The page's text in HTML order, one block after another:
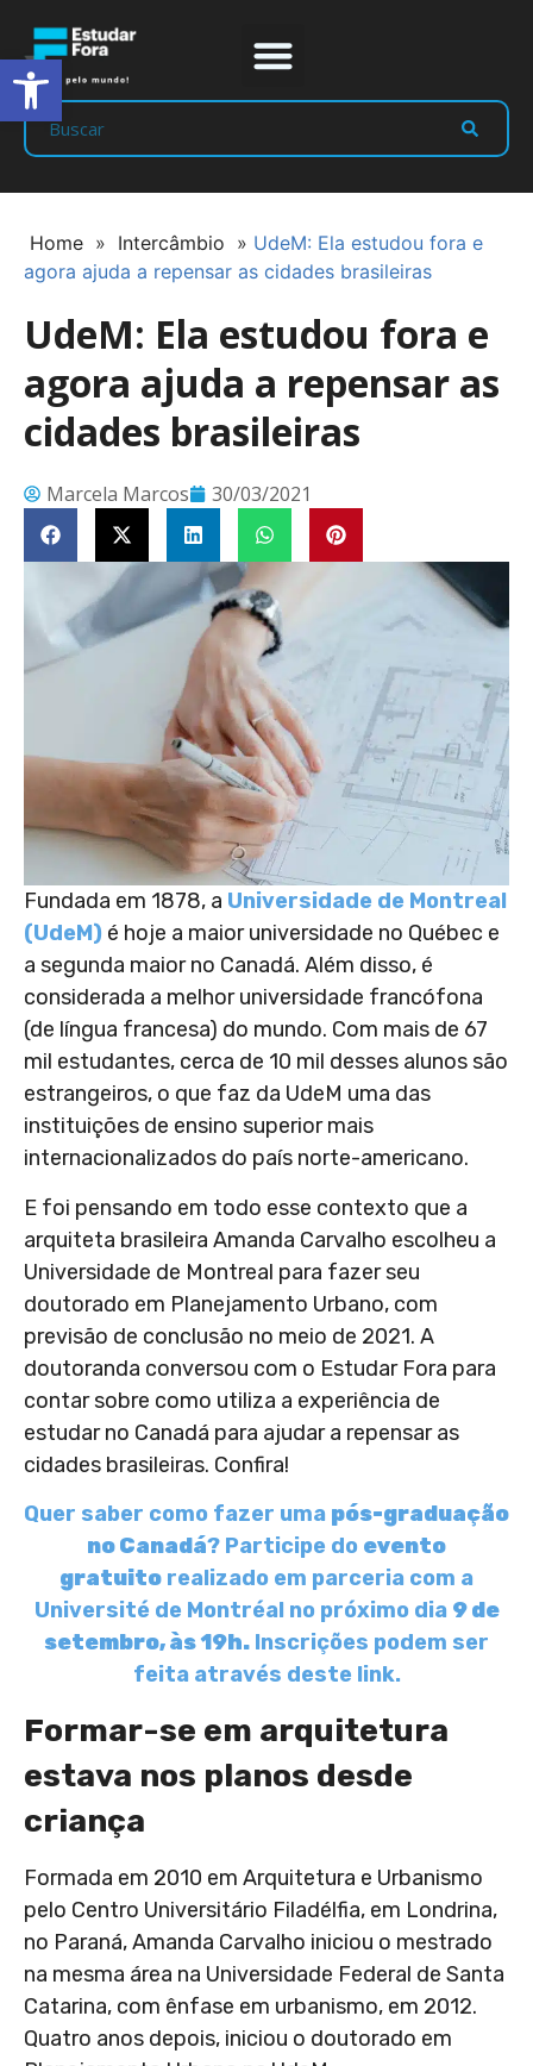
Home » Intercâmbio » UdeM: Ela estudou fora e
agora ajuda a repensar as cidades brasileiras
UdeM: Ela estudou fora e
agora ajuda a repensar as
cidades brasileiras
Marcela Marcos 30/03/2021
Fundada em 1878, a Universidade de Montreal
(UdeM) é hoje a maior universidade no Québec e
a segunda maior no Canadá. Além disso, é
considerada a melhor universidade francófona
(de língua francesa) do mundo. Com mais de 67
mil estudantes, cerca de 10 mil desses alunos são
estrangeiros, o que faz da UdeM uma das
instituições de ensino superior mais
internacionalizados do país norte-americano.
E foi pensando em todo esse contexto que a
arquiteta brasileira Amanda Carvalho escolheu a
Universidade de Montreal para fazer seu
doutorado em Planejamento Urbano, com
previsão de conclusão no meio de 2021. A
doutoranda conversou com o Estudar Fora para
contar sobre como utiliza a experiência de
estudar no Canadá para ajudar a repensar as
cidades brasileiras. Confira!
Quer saber como fazer uma pós-graduação
no Canadá? Participe do evento
gratuito realizado em parceria com a
Université de Montréal no próximo dia 9 de
setembro, às 19h. Inscrições podem ser
feita através deste link.
Formar-se em arquitetura
estava nos planos desde
criança
Formada em 2010 em Arquitetura e Urbanismo
pelo Centro Universitário Filadélfia, em Londrina,
no Paraná, Amanda Carvalho iniciou o mestrado
na mesma área na Universidade Federal de Santa
Catarina, com ênfase em urbanismo, em 2012.
Quatro anos depois, iniciou o doutorado em
Abrir a barra de ferramentas